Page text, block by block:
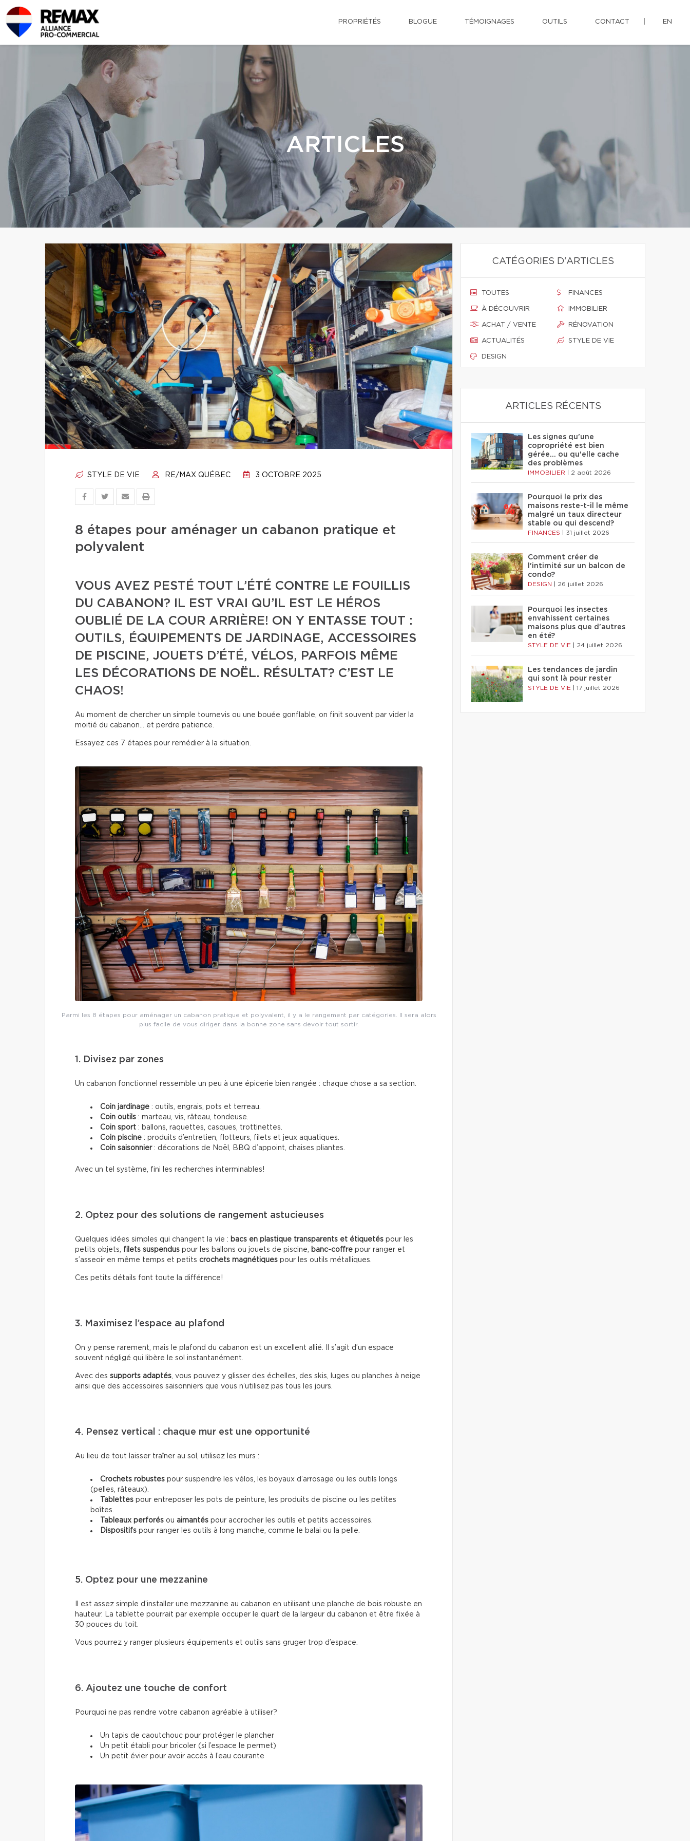
PROPRIÉTÉS BLOGUE TÉMOIGNAGES OUTILS CONTACT EN
ARTICLES
STYLE DE VIE RE/MAX QUÉBEC 3 OCTOBRE 2025
8 étapes pour aménager un cabanon pratique et
polyvalent
VOUS AVEZ PESTÉ TOUT L’ÉTÉ CONTRE LE FOUILLIS
DU CABANON? IL EST VRAI QU’IL EST LE HÉROS
OUBLIÉ DE LA COUR ARRIÈRE! ON Y ENTASSE TOUT :
OUTILS, ÉQUIPEMENTS DE JARDINAGE, ACCESSOIRES
DE PISCINE, JOUETS D’ÉTÉ, VÉLOS, PARFOIS MÊME
LES DÉCORATIONS DE NOËL. RÉSULTAT? C’EST LE
CHAOS!
Au moment de chercher un simple tournevis ou une bouée gonflable, on finit souvent par vider la
moitié du cabanon… et perdre patience.
Essayez ces 7 étapes pour remédier à la situation.
Parmi les 8 étapes pour aménager un cabanon pratique et polyvalent, il y a le rangement par catégories. Il sera alors
plus facile de vous diriger dans la bonne zone sans devoir tout sortir.
1. Divisez par zones
Un cabanon fonctionnel ressemble un peu à une épicerie bien rangée : chaque chose a sa section.
Coin jardinage : outils, engrais, pots et terreau.
Coin outils : marteau, vis, râteau, tondeuse.
Coin sport : ballons, raquettes, casques, trottinettes.
Coin piscine : produits d’entretien, flotteurs, filets et jeux aquatiques.
Coin saisonnier: décorations de Noël, BBQ d’appoint, chaises pliantes.
Avec un tel système, fini les recherches interminables!
2. Optez pour des solutions de rangement astucieuses
Quelques idées simples qui changent la vie : bacs en plastique transparents et étiquetés pour les
petits objets, filets suspendus pour les ballons ou jouets de piscine, banc-coffre pour ranger et
s’asseoir en même temps et petits crochets magnétiques pour les outils métalliques.
Ces petits détails font toute la différence!
3. Maximisez l’espace au plafond
On y pense rarement, mais le plafond du cabanon est un excellent allié. Il s’agit d’un espace
souvent négligé qui libère le sol instantanément.
Avec des supports adaptés, vous pouvez y glisser des échelles, des skis, luges ou planches à neige
ainsi que des accessoires saisonniers que vous n’utilisez pas tous les jours.
4. Pensez vertical : chaque mur est une opportunité
Au lieu de tout laisser traîner au sol, utilisez les murs :
Crochets robustes pour suspendre les vélos, les boyaux d’arrosage ou les outils longs
(pelles, râteaux).
Tablettes pour entreposer les pots de peinture, les produits de piscine ou les petites
boîtes.
Tableaux perforés ou aimantés pour accrocher les outils et petits accessoires.
Dispositifs pour ranger les outils à long manche, comme le balai ou la pelle.
5. Optez pour une mezzanine
Il est assez simple d’installer une mezzanine au cabanon en utilisant une planche de bois robuste en
hauteur. La tablette pourrait par exemple occuper le quart de la largeur du cabanon et être fixée à
30 pouces du toit.
Vous pourrez y ranger plusieurs équipements et outils sans gruger trop d’espace.
6. Ajoutez une touche de confort
Pourquoi ne pas rendre votre cabanon agréable à utiliser?
Un tapis de caoutchouc pour protéger le plancher
Un petit établi pour bricoler (si l’espace le permet)
Un petit évier pour avoir accès à l’eau courante
CATÉGORIES D'ARTICLES
TOUTES
À DÉCOUVRIR
ACHAT / VENTE
ACTUALITÉS
DESIGN
FINANCES
IMMOBILIER
RÉNOVATION
STYLE DE VIE
ARTICLES RÉCENTS
Les signes qu'une
copropriété est bien
gérée… ou qu'elle cache
des problèmes
IMMOBILIER 2 août 2026
Pourquoi le prix des
maisons reste-t-il le même
malgré un taux directeur
stable ou qui descend?
FINANCES 31 juillet 2026
Comment créer de
l'intimité sur un balcon de
condo?
DESIGN 26 juillet 2026
Pourquoi les insectes
envahissent certaines
maisons plus que d'autres
en été?
STYLE DE VIE 24 juillet 2026
Les tendances de jardin
qui sont là pour rester
STYLE DE VIE 17 juillet 2026